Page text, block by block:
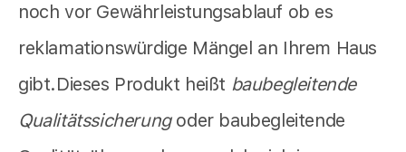
noch vor Gewährleistungsablauf ob es
reklamationswürdige Mängel an Ihrem Haus
gibt.Dieses Produkt heißt baubegleitende
Qualitätssicherung oder baubegleitende